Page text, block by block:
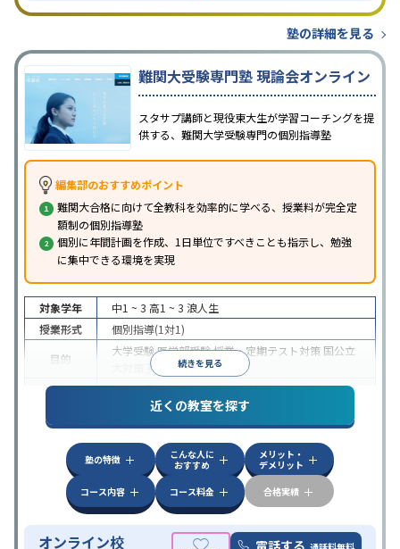
塾の詳細を見る
難関大受験専門塾 現論会オンライン
スタサプ講師と現役東大生が学習コーチングを提
供する、難関大学受験専門の個別指導塾
編集部のおすすめポイント
難関大合格に向けて全教科を効率的に学べる、授業料が完全定
額制の個別指導塾
個別に年間計画を作成、1日単位ですべきことも指示し、勉強
に集中できる環境を実現
続きを見る
対象学年 中1 ~ 3 高1 ~ 3 浪人生
授業形式
個別指導(1対1)
目的
大学受験医学部受験授業・定期テスト対策 国公立
英検(英語検定)対策
中高一貫校生に対応授業の振替可能オンライン対
自習室あり
近くの教室を探す
塾の特徴
こんな人に
おすすめ
メリット・
デメリット
コース内容
コース料金 合格実績
オンライン校 電話する